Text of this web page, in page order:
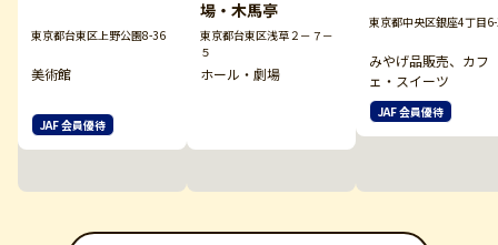
東京都台東区上野公園8-36
美術館
JAF 会員優待
場・木馬亭
東京都台東区浅草２－７－
５
ホール・劇場
東京都中央区銀座4丁目
みやげ品販売、カフ
ェ・スイーツ
JAF 会員優待